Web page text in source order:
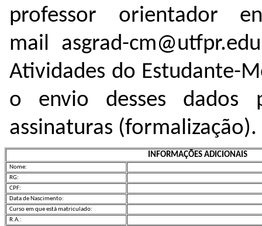
professor orientador
mail asgrad-
Atividades do Estudante-
o envio desses dados
assinaturas (formalização).
INFORMAÇÕES ADICIONAIS
Nome:
RG:
CPF:
Data de Nascimento:
Curso em que está matriculado:
R.A.: